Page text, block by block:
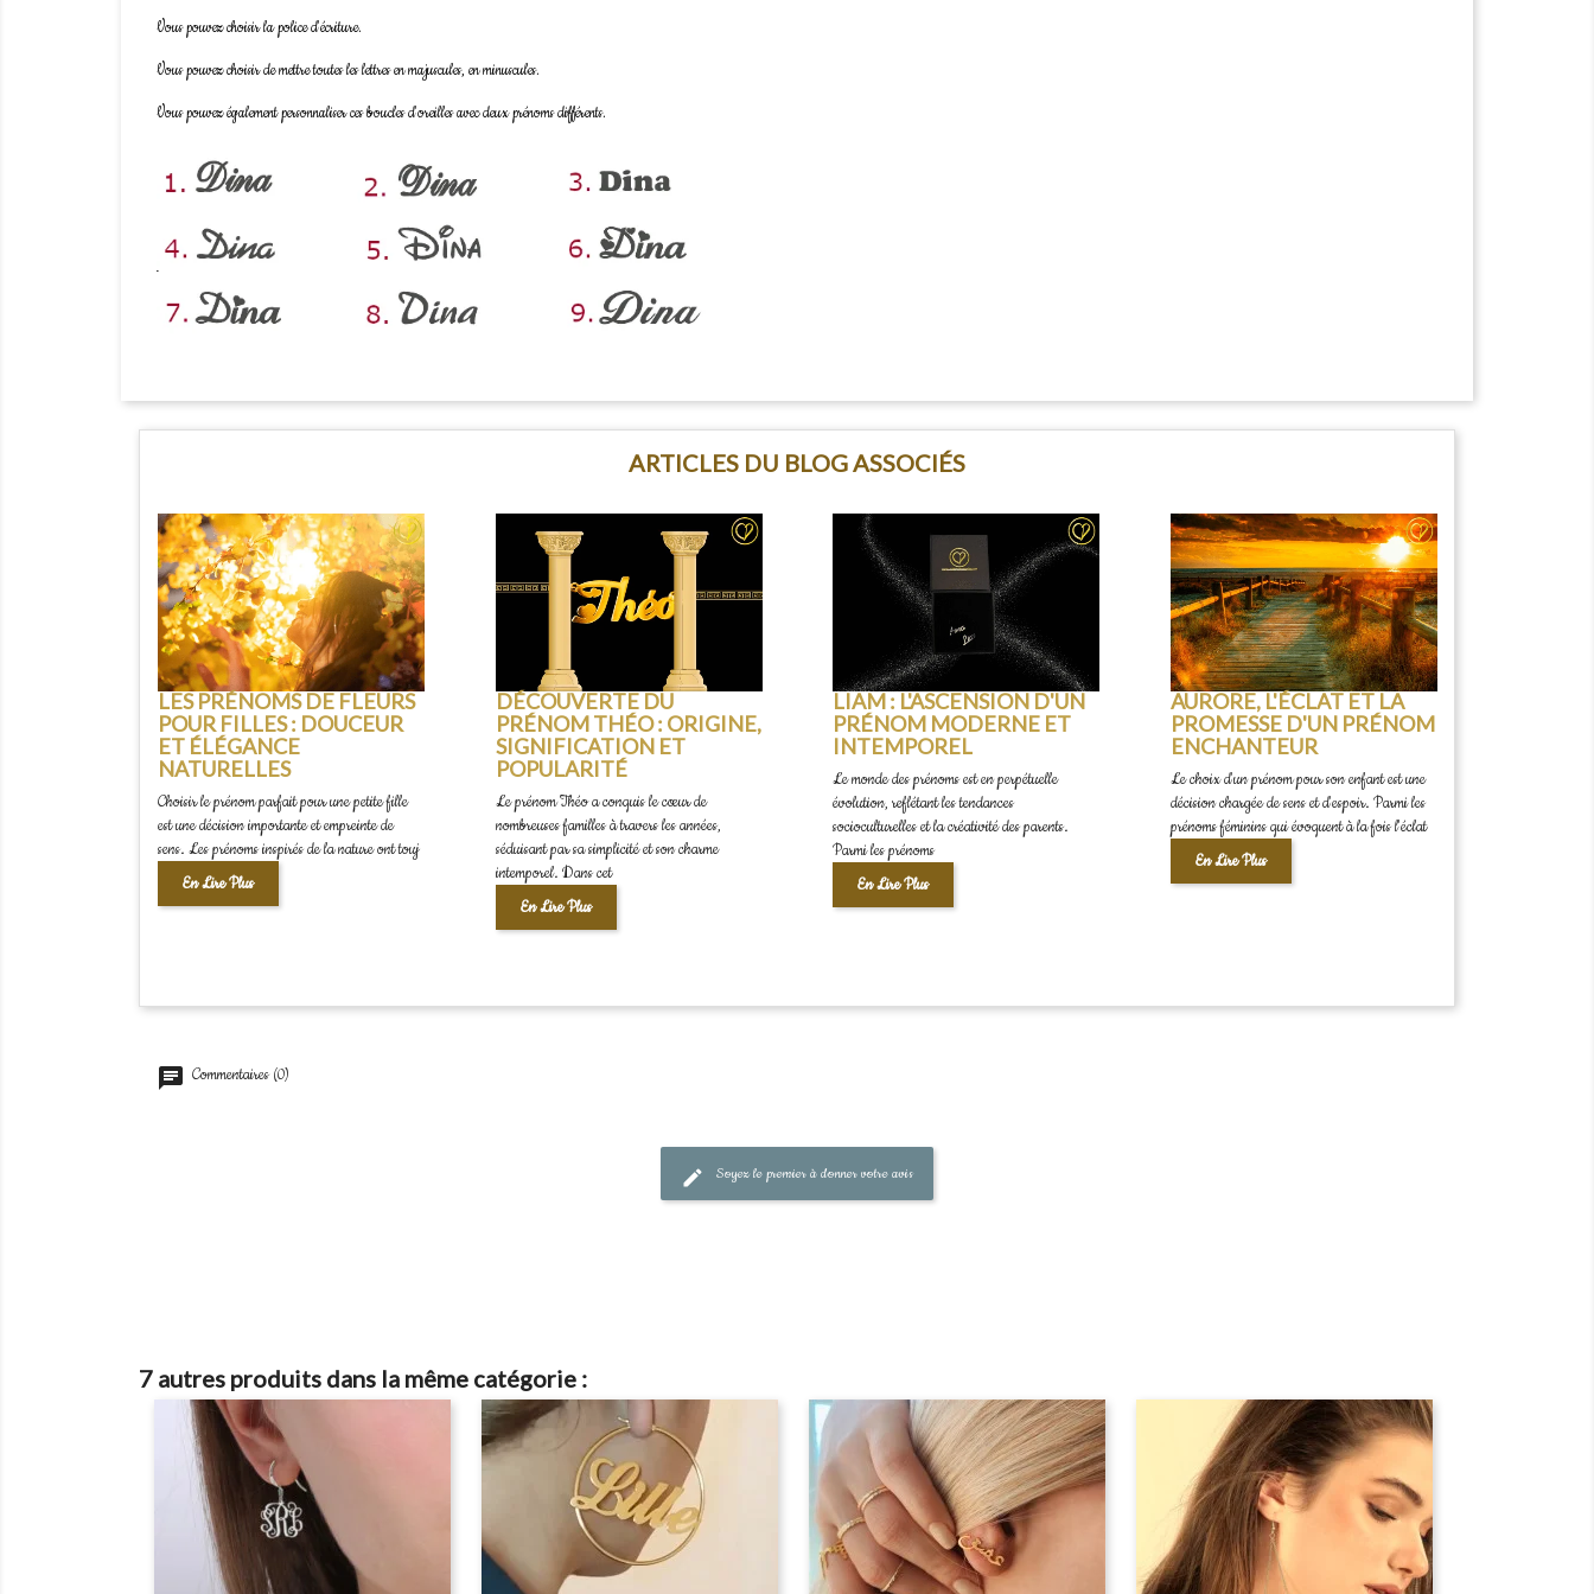
Vous pouvez choisir la police d'écriture.
Vous pouvez choisir de mettre toutes les lettres en majuscules, en minuscules.
Vous pouvez également personnaliser ces boucles d'oreilles avec deux prénoms différents.
ARTICLES DU BLOG ASSOCIÉS
LES PRÉNOMS DE FLEURS
POUR FILLES : DOUCEUR
ET ÉLÉGANCE
NATURELLES
Choisir le prénom parfait pour une petite fille
est une décision importante et empreinte de
sens. Les prénoms inspirés de la nature ont touj
En Lire Plus
DÉCOUVERTE DU
PRÉNOM THÉO : ORIGINE,
SIGNIFICATION ET
POPULARITÉ
Le prénom Théo a conquis le cœur de
nombreuses familles à travers les années,
séduisant par sa simplicité et son charme
intemporel. Dans cet
En Lire Plus
LIAM : L'ASCENSION D'UN
PRÉNOM MODERNE ET
INTEMPOREL
Le monde des prénoms est en perpétuelle
évolution, reflétant les tendances
socioculturelles et la créativité des parents.
Parmi les prénoms
En Lire Plus
AURORE, L'ÉCLAT ET LA
PROMESSE D'UN PRÉNOM
ENCHANTEUR
Le choix d'un prénom pour son enfant est une
décision chargée de sens et d'espoir. Parmi les
prénoms féminins qui évoquent à la fois l'éclat
En Lire Plus
Commentaires (0)
Soyez le premier à donner votre avis
7 autres produits dans la même catégorie :